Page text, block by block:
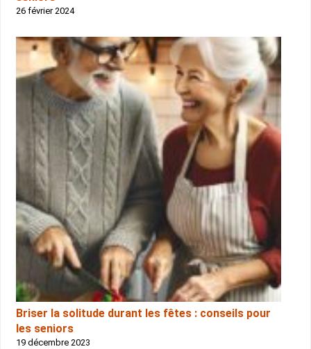
26 février 2024
Briser la solitude durant les fêtes : conseils pour
les seniors
19 décembre 2023